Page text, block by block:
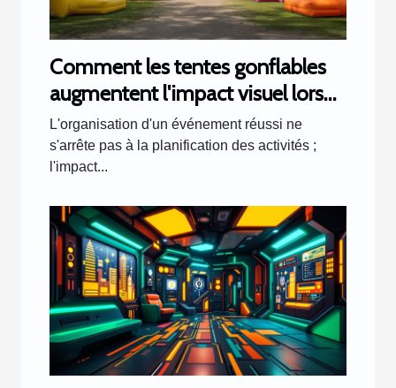
Comment les tentes gonflables
augmentent l'impact visuel lors
d'événements
L'organisation d'un événement réussi ne
s'arrête pas à la planification des activités ;
l'impact...